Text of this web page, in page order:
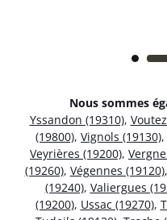
Nous sommes
Yssandon (19310),
(19800), Vignols (19130),
Veyrières (19200),
(19260), Végennes (19120),
(19240), Valiergues
(19200), Ussac (19270),